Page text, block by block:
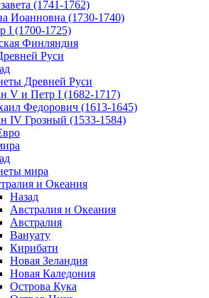
(1741-1762)
Иоанновна (1730-1740)
I (1700-1725)
Финляндия
Руси
Древней Руси
V и Петр I (1682-1717)
Федорович (1613-1645)
IV Грозный (1533-1584)
мира
и Океания
Назад
Австралия и Океания
Австралия
Вануату
Кирибати
Новая Зеландия
Новая Каледония
Острова Кука